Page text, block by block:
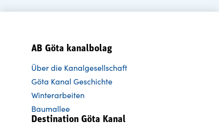
AB Göta kanalbolag
Über die Kanalgesellschaft
Göta Kanal Geschichte
Winterarbeiten
Baumallee
Destination Göta Kanal